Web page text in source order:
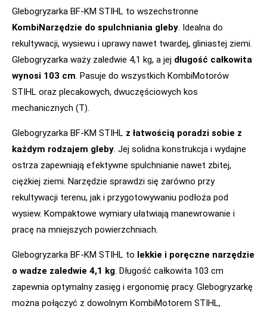
Glebogryzarka BF-KM STIHL to wszechstronne
KombiNarzędzie do spulchniania gleby. Idealna do
rekultywacji, wysiewu i uprawy nawet twardej, gliniastej ziemi.
Glebogryzarka waży zaledwie 4,1 kg, a jej długość całkowita
wynosi 103 cm. Pasuje do wszystkich KombiMotorów
STIHL oraz plecakowych, dwuczęściowych kos
mechanicznych (T).
Glebogryzarka BF-KM STIHL z łatwością poradzi sobie z
każdym rodzajem gleby. Jej solidna konstrukcja i wydajne
ostrza zapewniają efektywne spulchnianie nawet zbitej,
ciężkiej ziemi. Narzędzie sprawdzi się zarówno przy
rekultywacji terenu, jak i przygotowywaniu podłoża pod
wysiew. Kompaktowe wymiary ułatwiają manewrowanie i
pracę na mniejszych powierzchniach.
Glebogryzarka BF-KM STIHL to lekkie i poręczne narzędzie
o wadze zaledwie 4,1 kg. Długość całkowita 103 cm
zapewnia optymalny zasięg i ergonomię pracy. Glebogryzarkę
można połączyć z dowolnym KombiMotorem STIHL,